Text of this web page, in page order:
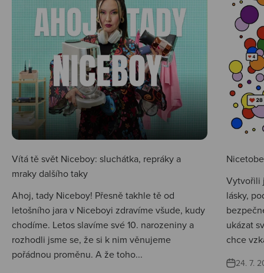
Vítá tě svět Niceboy: sluchátka, repráky a
mraky dalšího taky
Ahoj, tady Niceboy! Přesně takhle tě od
letošního jara v Niceboyi zdravíme všude, kudy
chodíme. Letos slavíme své 10. narozeniny a
rozhodli jsme se, že si k nim věnujeme
pořádnou proměnu. A že toho...
Vytvořili
lásky,
ukázat
chce
24. 7.